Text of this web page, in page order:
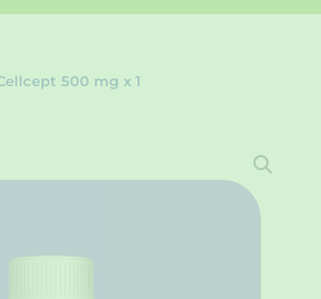
500 mg x 1